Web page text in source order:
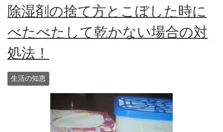
除湿剤の捨て方とこぼした時に
べたべたして乾かない場合の対
処法！
生活の知恵